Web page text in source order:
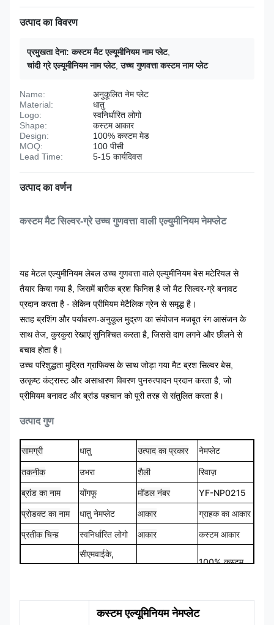
उत्पाद का विवरण
प्रमुखता देना: कस्टम मैट एल्यूमीनियम नाम प्लेट,
चांदी ग्रे एल्यूमीनियम नाम प्लेट,उच्च गुणवत्ता कस्टम नाम प्लेट
Name:
अनुकूलित नेम प्लेट
Material:
धातु
Logo:
स्वनिर्धारित लोगो
Shape:
कस्टम आकार
Design:
100% कस्टम मेड
MOQ:
100 पीसी
Lead Time:
5-15 कार्यदिवस
उत्पाद का वर्णन
कस्टम मैट सिल्वर-ग्रे उच्च गुणवत्ता वाली एल्युमीनियम नेमप्लेट
यह मेटल एल्युमीनियम लेबल उच्च गुणवत्ता वाले एल्युमीनियम बेस मटेरियल से
तैयार किया गया है, जिसमें बारीक ब्रश फिनिश है जो मैट सिल्वर-ग्रे बनावट
प्रदान करता है - लेकिन प्रीमियम मेटैलिक ग्रेन से समृद्ध है।
सतह ब्रशिंग और पर्यावरण-अनुकूल मुद्रण का संयोजन मजबूत रंग आसंजन के
साथ तेज, कुरकुरा रेखाएं सुनिश्चित करता है, जिससे दाग लगने और छीलने से
बचाव होता है।
उच्च परिशुद्धता मुद्रित ग्राफिक्स के साथ जोड़ा गया मैट ब्रश सिल्वर बेस,
उत्कृष्ट कंट्रास्ट और असाधारण विवरण पुनरुत्पादन प्रदान करता है, जो
प्रीमियम बनावट और ब्रांड पहचान को पूरी तरह से संतुलित करता है।
उत्पाद गुण
सामग्री धातु उत्पाद का प्रकार नेमप्लेट
तकनीक उभरा शैली
रिवाज़
ब्रांड का नाम
योंगफू मॉडल नंबर
YF-NP0215
प्रोडक्ट का नाम
धातु नेमप्लेट आकार
ग्राहक का आकार
प्रतीक चिन्ह
स्वनिर्धारित लोगो आकार कस्टम आकार
सीएमवाईके,
100% कस्टम
कस्टम एल्यूमिनियम नेमप्लेट